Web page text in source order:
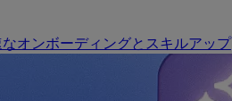
オンボーディングとスキルアップ